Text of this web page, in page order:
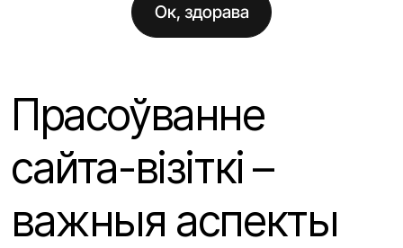
Навіны
Прасоўванне сайта-візіткі – важныя аспекты
Прасоўванне
сайта-візіткі –
важныя аспекты
Ок, здорава